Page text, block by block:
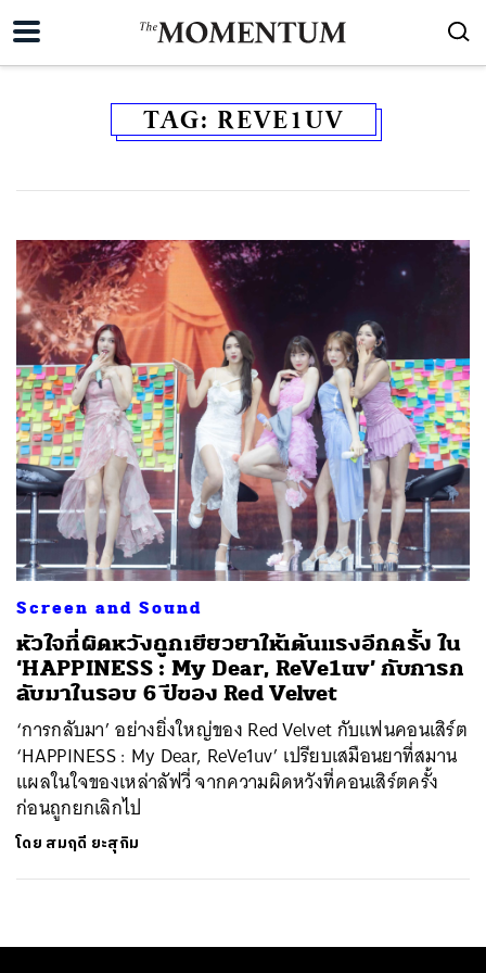
TAG: REVE1UV
Screen and Sound
หัวใจที่ผิดหวังถูกเยียวยาให้เต้นแรงอีกครั้ง ใน
‘HAPPINESS : My Dear, ReVe1uv’ กับการก
ลับมาในรอบ 6 ปีของ Red Velvet
‘การกลับมา’ อย่างยิ่งใหญ่ของ Red Velvet กับแฟนคอนเสิร์ต
‘HAPPINESS : My Dear, ReVe1uv’ เปรียบเสมือนยาที่สมาน
แผลในใจของเหล่าลัฟวี่ จากความผิดหวังที่คอนเสิร์ตครั้ง
ก่อนถูกยกเลิกไป
โดย สมฤดี ยะสุกิม
ค้นหา
SHARE TWEET LINE EMAIL